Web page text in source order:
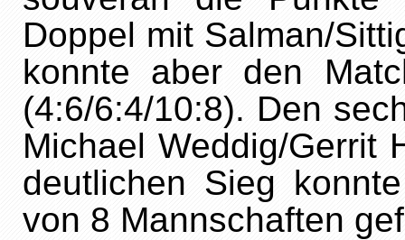
Doppel mit Salman/
konnte aber den
(4:6/6:4/10:8). Den
Michael Weddig/Gerrit
deutlichen Sieg
von 8 Mannschaften